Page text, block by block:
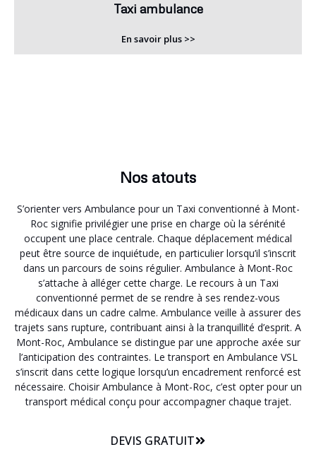
Taxi ambulance
En savoir plus >>
Nos atouts
S’orienter vers Ambulance pour un Taxi conventionné à Mont-
Roc signifie privilégier une prise en charge où la sérénité
occupent une place centrale. Chaque déplacement médical
peut être source de inquiétude, en particulier lorsqu’il s’inscrit
dans un parcours de soins régulier. Ambulance à Mont-Roc
s’attache à alléger cette charge. Le recours à un Taxi
conventionné permet de se rendre à ses rendez-vous
médicaux dans un cadre calme. Ambulance veille à assurer des
trajets sans rupture, contribuant ainsi à la tranquillité d’esprit. A
Mont-Roc, Ambulance se distingue par une approche axée sur
l’anticipation des contraintes. Le transport en Ambulance VSL
s’inscrit dans cette logique lorsqu’un encadrement renforcé est
nécessaire. Choisir Ambulance à Mont-Roc, c’est opter pour un
transport médical conçu pour accompagner chaque trajet.
DEVIS GRATUIT